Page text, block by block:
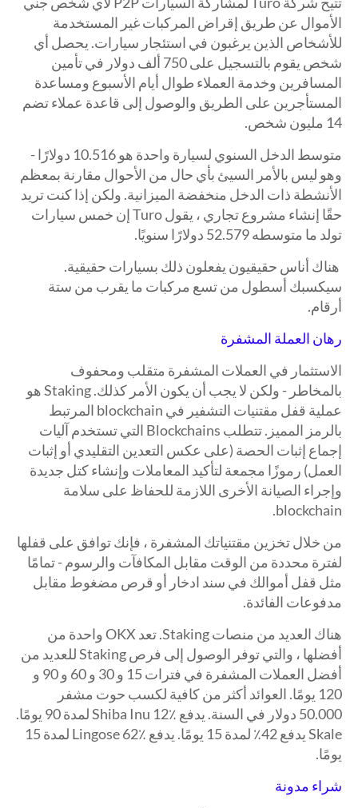
الأموال عن طريق إقراض المركبات غير المستخدمة
للأشخاص الذين يرغبون في استئجار سيارات. يحصل أي
شخص يقوم بالتسجيل على 750 ألف دولار في تأمين
المسافرين وخدمة العملاء طوال أيام الأسبوع ومساعدة
المستأجرين على الطريق والوصول إلى قاعدة عملاء تضم
14 مليون شخص.
متوسط الدخل السنوي لسيارة واحدة هو 10.516 دولارًا -
وهو ليس بالأمر السيئ بأي حال من الأحوال مقارنة بمعظم
الأنشطة ذات الدخل منخفضة الميزانية. ولكن إذا كنت تريد
حقًا إنشاء مشروع تجاري ، يقول Turo إن خمس سيارات
تولد ما متوسطه 52.579 دولارًا سنويًا.
هناك أناس حقيقيون يفعلون ذلك بسيارات حقيقية.
سيكسبك أسطول من تسع مركبات ما يقرب من ستة
أرقام.
رهان العملة المشفرة
الاستثمار في العملات المشفرة متقلب ومحفوف
بالمخاطر - ولكن لا يجب أن يكون الأمر كذلك. Staking هو
عملية قفل مقتنيات التشفير في blockchain المرتبط
بالرمز المميز. تتطلب Blockchains التي تستخدم آليات
إجماع إثبات الحصة (على عكس التعدين التقليدي أو إثبات
العمل) رموزًا مجمعة لتأكيد المعاملات وإنشاء كتل جديدة
وإجراء الصيانة الأخرى اللازمة للحفاظ على سلامة
blockchain.
من خلال تخزين مقتنياتك المشفرة ، فإنك توافق على قفلها
لفترة محددة من الوقت مقابل المكافآت والرسوم - تمامًا
مثل قفل أموالك في سند ادخار أو قرص مضغوط مقابل
مدفوعات الفائدة.
هناك العديد من منصات Staking. تعد OKX واحدة من
أفضلها ، والتي توفر الوصول إلى فرص Staking للعديد من
أفضل العملات المشفرة في فترات 15 و 30 و 60 و 90 و
120 يومًا. العوائد أكثر من كافية لكسب حوت مشفر
50.000 دولار في السنة. يدفع Shiba Inu 12٪ لمدة 90 يومًا.
Skale يدفع 42٪ لمدة 15 يومًا. يدفع Lingose 62٪ لمدة 15
يومًا.
شراء مدونة